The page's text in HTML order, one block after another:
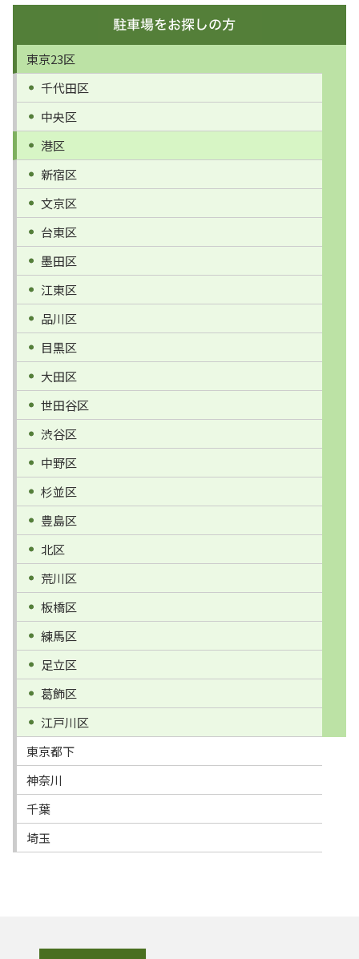
東京23区
千代田区
中央区
港区
新宿区
文京区
台東区
墨田区
江東区
品川区
目黒区
大田区
世田谷区
渋谷区
中野区
杉並区
豊島区
北区
荒川区
板橋区
練馬区
足立区
葛飾区
江戸川区
東京都下
神奈川
千葉
埼玉